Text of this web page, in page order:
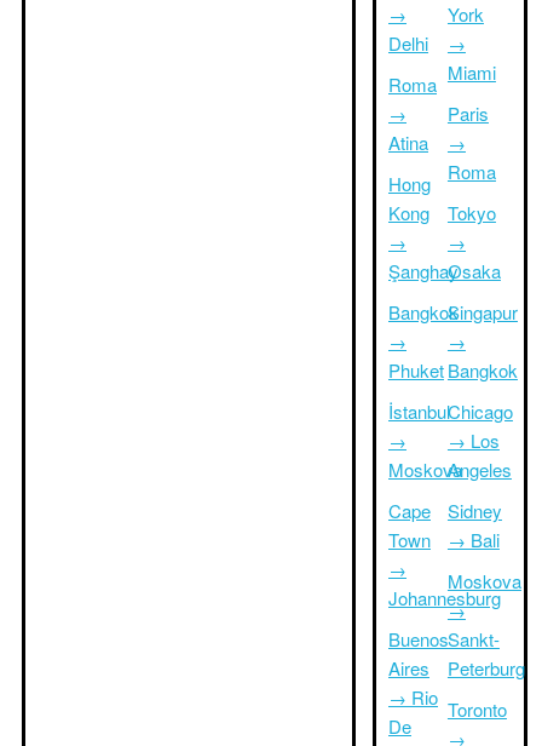
→
Delhi
Roma
→
Atina
Hong
Kong
→
Şanghay
Bangkok
→
Phuket
İstanbul
→
Moskova
Cape
Town
→
Johannesburg
Buenos
Aires
→ Rio
De
York
→
Miami
Paris
→
Roma
Tokyo
→
Osaka
Singapur
→
Bangkok
Chicago
→ Los
Angeles
Sidney
→ Bali
Moskova
→
Sankt-
Peterburg
Toronto
→